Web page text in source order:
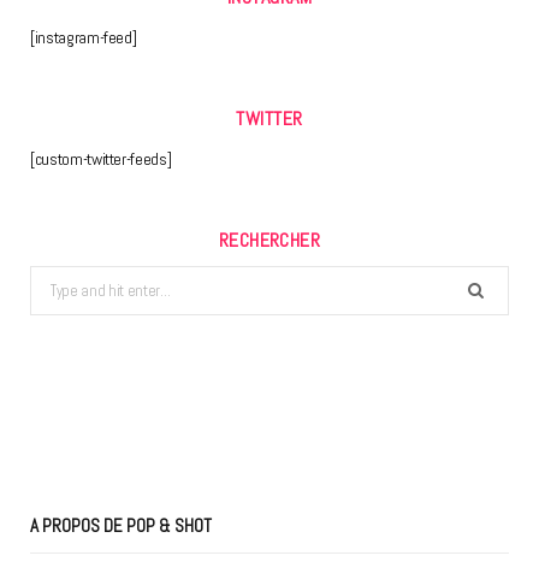
[instagram-feed]
TWITTER
[custom-twitter-feeds]
RECHERCHER
Search
for:
A PROPOS DE POP & SHOT